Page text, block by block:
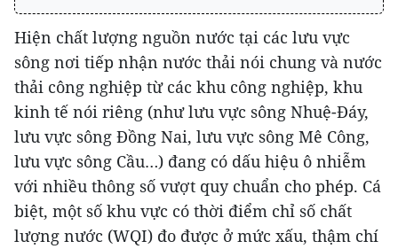
Hiện chất lượng nguồn nước tại các lưu vực
sông nơi tiếp nhận nước thải nói chung và nước
thải công nghiệp từ các khu công nghiệp, khu
kinh tế nói riêng (như lưu vực sông Nhuệ-Đáy,
lưu vực sông Đồng Nai, lưu vực sông Mê Công,
lưu vực sông Cầu…) đang có dấu hiệu ô nhiễm
với nhiều thông số vượt quy chuẩn cho phép. Cá
biệt, một số khu vực có thời điểm chỉ số chất
lượng nước (WQI) đo được ở mức xấu, thậm chí